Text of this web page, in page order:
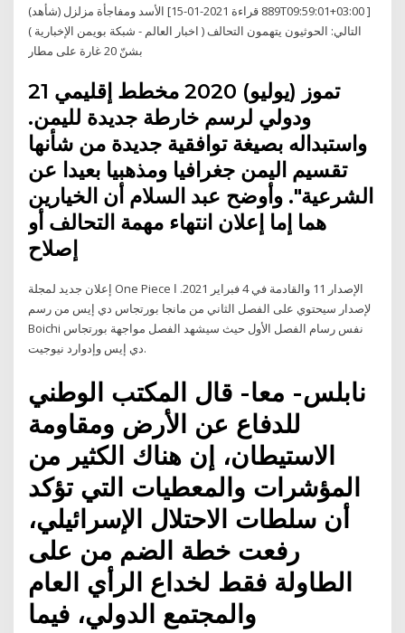
الأسد ومفاجأة مزلزل (شأهد) [889 قراءة 2021-01-15T09:59:01+03:00 ]
( اخبار العالم - شبكة بويمن الإخبارية ) التالي: الحوثيون يتهمون التحالف
بشنّ 20 غارة على مطار
21 تموز (يوليو) 2020 مخطط إقليمي
ودولي لرسم خارطة جديدة لليمن.
واستبداله بصيغة توافقية جديدة من شأنها
تقسيم اليمن جغرافيا ومذهبيا بعيدا عن
الشرعية". وأوضح عبد السلام أن الخيارين
هما إما إعلان انتهاء مهمة التحالف أو
إصلاح
‏إعلان جديد لمجلة One Piece الإصدار 11 والقادمة في 4 فبراير 2021. ا
لإصدار سيحتوي على الفصل الثاني من مانجا بورتجاس دي إيس من رسم
Boichi نفس رسام الفصل الأول حيث سيشهد الفصل مواجهة بورتجاس
دي إيس وإدوارد نيوجيت.
نابلس- معا- قال المكتب الوطني
للدفاع عن الأرض ومقاومة
الاستيطان، إن هناك الكثير من
المؤشرات والمعطيات التي تؤكد
أن سلطات الاحتلال الإسرائيلي،
رفعت خطة الضم من على
الطاولة فقط لخداع الرأي العام
والمجتمع الدولي، فيما